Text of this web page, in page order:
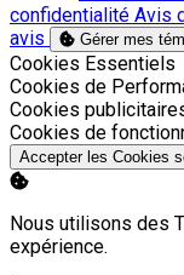
confidentialité Avis
avis
Gérer mes
Activer
Cookies Essentiels
Activer
Cookies de
Activer
Cookies
Activer
Cookies de
Accepter les Cookies
Nous utilisons des
expérience.